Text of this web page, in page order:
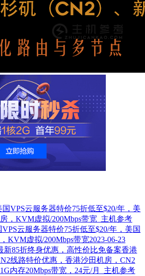
VPS云服务器特价75折低至$20/年，美国
KVM虚拟/200Mbps带宽2023-06-23